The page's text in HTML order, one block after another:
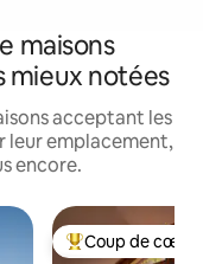
maisons
mieux notées
acceptant les
leur emplacement,
encore.
Coups de cœur
Coup de cœur